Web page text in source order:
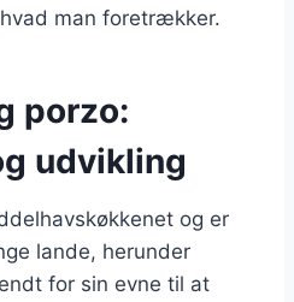
man foretrækker.
porzo:
udvikling
og er
lande, herunder
for sin evne til at